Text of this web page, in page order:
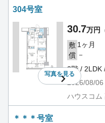
304号室
写真を見る
30.7万円
敷 1ヶ月
償 －
3階 / 2LDK
2026/08/06
ハウスコム
＊＊＊号室